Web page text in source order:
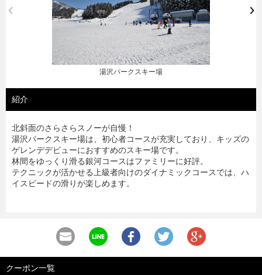
湯沢パークスキー場
紹介
北斜面のさらさらスノーが自慢！
湯沢パークスキー場は、初心者コースが充実しており、キッズの
ゲレンデデビューにおすすめのスキー場です。
林間をゆっくり滑る銀河コースはファミリーに好評。
テクニックが活かせる上級者向けのダイナミックコースでは、ハ
イスピードの滑りが楽しめます。
クーポン一覧